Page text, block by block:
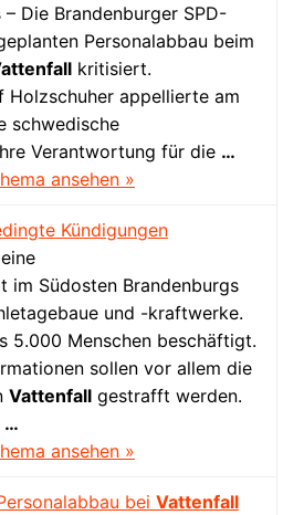
Die Brandenburger SPD-
Personalabbau beim
kritisiert.
Holzschuher appellierte am
schwedische
Verantwortung für die …
ansehen »
Kündigungen
im Südosten Brandenburgs
und -kraftwerke.
5.000 Menschen beschäftigt.
sollen vor allem die
Vattenfallgestrafft werden.
…
ansehen »
bei Vattenfall